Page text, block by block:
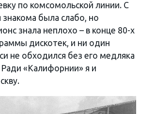
по комсомольской линии. С
была слабо, но
знала неплохо – в конце 80-х
дискотек, и ни один
не обходился без его медляка
«Калифорнии» я и